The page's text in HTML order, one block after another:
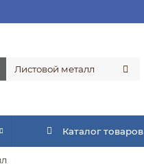
Каталог товаров